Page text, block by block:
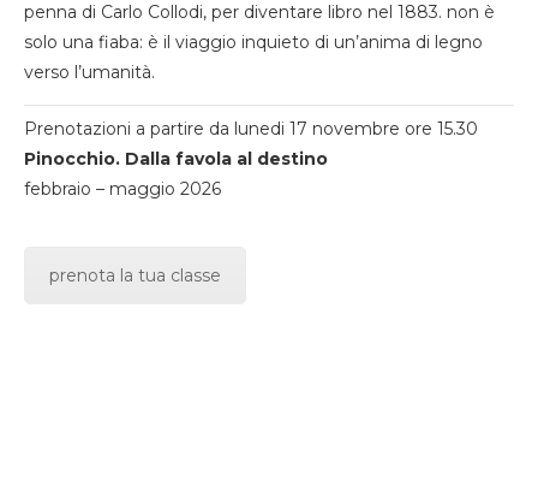
penna di Carlo Collodi, per diventare libro nel 1883. non è
solo una fiaba: è il viaggio inquieto di un’anima di legno
verso l’umanità.
Prenotazioni a partire da lunedi 17 novembre ore 15.30
Pinocchio. Dalla favola al destino
febbraio – maggio 2026
prenota la tua classe